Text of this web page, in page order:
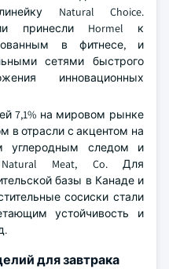
Natural Choice.
принесли Hormel к
в фитнесе, и
сетями быстрого
инновационных
7,1% на мировом рынке
в отрасли с акцентом на
углеродным следом и
Meat, Co. Для
базы в Канаде и
сосиски стали
устойчивость и
для завтрака